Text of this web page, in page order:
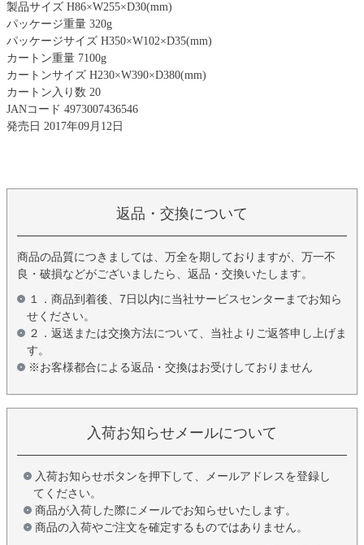
製品サイズ H86×W255×D30(mm)
パッケージ重量 320g
パッケージサイズ H350×W102×D35(mm)
カートン重量 7100g
カートンサイズ H230×W390×D380(mm)
カートン入り数 20
JANコード 4973007436546
発売日 2017年09月12日
返品・交換について
商品の品質につきましては、万全を期しておりますが、万一不
良・破損などがございましたら、返品・交換いたします。
１．商品到着後、7日以内に当社サービスセンターまでお知ら
せください。
２．返送または交換方法について、当社よりご返答申し上げま
す。
※お客様都合による返品・交換はお受けしておりません
入荷お知らせメールについて
入荷お知らせボタンを押下して、メールアドレスを登録し
てください。
商品が入荷した際にメールでお知らせいたします。
商品の入荷やご注文を確定するものではありません。